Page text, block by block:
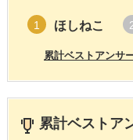
1 ほしねこ
累計ベストアンサ
累計ベストア